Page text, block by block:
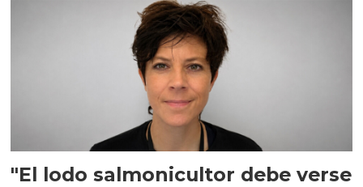
"El lodo salmonicultor debe verse